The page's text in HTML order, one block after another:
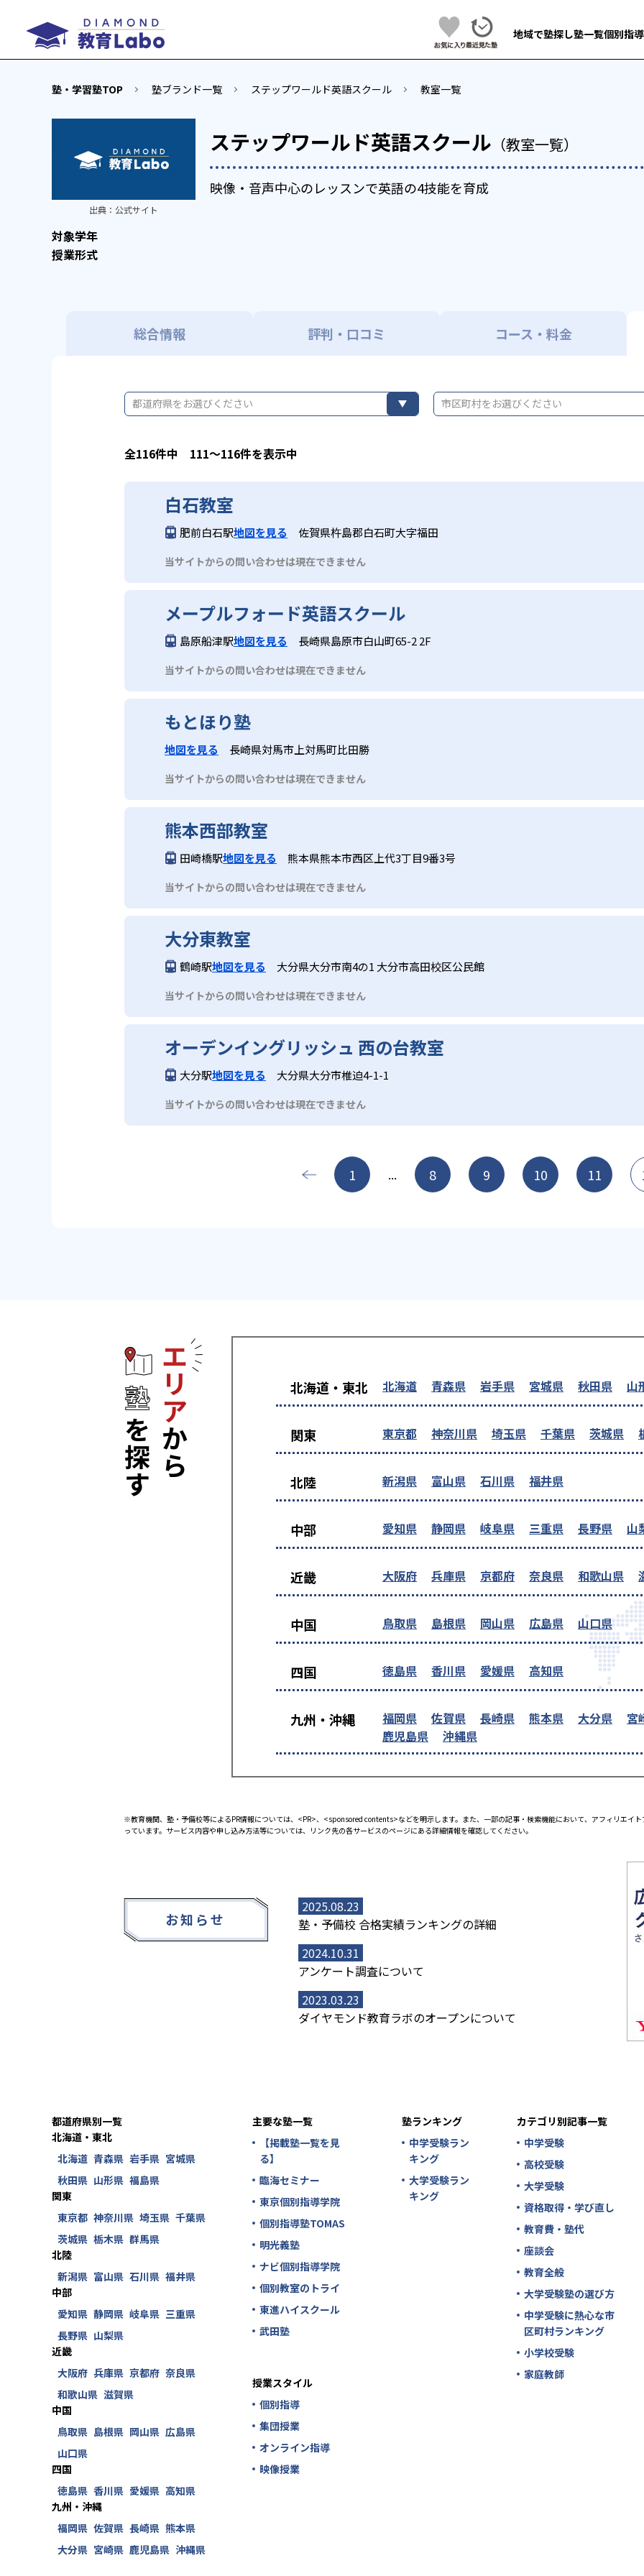
地域で塾探し塾一覧個別指
塾・学習塾TOP 塾ブランド一覧 ステップワールド英語スクール 教室一覧
ステップワールド英語スクール （教室一覧）
映像・音声中心のレッスンで英語の4技能を育成
出典： 公式サイト
総合情報 評判・口コミ コース・料金
都道府県をお選びください 市区町村をお選びください
全116件中 111〜116件を表示中
白石教室
肥前白石駅地図を見る 佐賀県杵島郡白石町大字福田
当サイトからの問い合わせは現在できません
メープルフォード英語スクール
島原船津駅地図を見る 長崎県島原市白山町65-2 2F
当サイトからの問い合わせは現在できません
もとほり塾
地図を見る 長崎県対馬市上対馬町比田勝
当サイトからの問い合わせは現在できません
熊本西部教室
田崎橋駅地図を見る 熊本県熊本市西区上代3丁目9番3号
当サイトからの問い合わせは現在できません
大分東教室
鶴崎駅地図を見る 大分県大分市南4の1 大分市高田校区公民館
当サイトからの問い合わせは現在できません
オーデンイングリッシュ 西の台教室
大分駅地図を見る 大分県大分市椎迫4-1-1
当サイトからの問い合わせは現在できません
1 ... 8 9 10 11
北海道・東北 北海道 青森県 岩手県 宮城県 秋田県 山
関東 東京都 神奈川県 埼玉県 千葉県 茨城県
北陸 新潟県 富山県 石川県 福井県
中部 愛知県 静岡県 岐阜県 三重県 長野県 山
近畿 大阪府 兵庫県 京都府 奈良県 和歌山県
中国 鳥取県 島根県 岡山県 広島県 山口県
四国 徳島県 香川県 愛媛県 高知県
九州・沖縄 福岡県 佐賀県 長崎県 熊本県 大分県
宮
鹿児島県
沖縄県
※教育機関、塾・予備校等によるPR情報については、<PR>、<sponsored contents>などを明示します。また、一部の記事・検索機能において、アフィリエイ
っています。サービス内容や申し込み方法等については、リンク先の各サービスのページにある詳細情報を確認してください。
お知らせ
2025.08.23
塾・予備校 合格実績ランキングの詳細
2024.10.31
アンケート調査について
2023.03.23
ダイヤモンド教育ラボのオープンについて
都道府県別一覧
北海道・東北
北海道 青森県 岩手県 宮城県
秋田県 山形県 福島県
関東
東京都 神奈川県 埼玉県 千葉県
茨城県 栃木県 群馬県
北陸
新潟県 富山県 石川県 福井県
中部
愛知県 静岡県 岐阜県 三重県
長野県 山梨県
近畿
大阪府 兵庫県 京都府 奈良県
和歌山県 滋賀県
中国
鳥取県 島根県 岡山県 広島県
山口県
四国
徳島県 香川県 愛媛県 高知県
九州・沖縄
福岡県 佐賀県 長崎県 熊本県
大分県 宮崎県 鹿児島県 沖縄県
主要な塾一覧
【掲載塾一覧を見
る】
臨海セミナー
東京個別指導学院
個別指導塾TOMAS
明光義塾
ナビ個別指導学院
個別教室のトライ
東進ハイスクール
武田塾
授業スタイル
個別指導
集団授業
オンライン指導
映像授業
塾ランキング
中学受験ラン
キング
大学受験ラン
キング
カテゴリ別記事一覧
中学受験
高校受験
大学受験
資格取得・学び直し
教育費・塾代
座談会
教育全般
大学受験塾の選び方
中学受験に熱心な市
区町村ランキング
小学校受験
家庭教師